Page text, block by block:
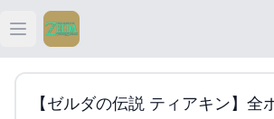
Open main menu
ティアキン
【ゼルダの伝説 ティアキン】全